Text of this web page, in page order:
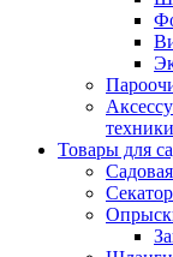
техники
Товары для